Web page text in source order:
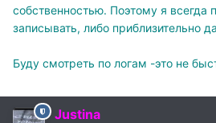
собственностью. Поэтому я всегда
записывать, либо приблизительно
Буду смотреть по логам -это не
Justina